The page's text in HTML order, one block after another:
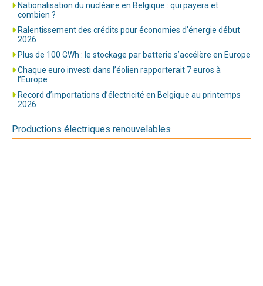
Nationalisation du nucléaire en Belgique : qui payera et
combien ?
Ralentissement des crédits pour économies d’énergie début
2026
Plus de 100 GWh : le stockage par batterie s’accélère en Europe
Chaque euro investi dans l’éolien rapporterait 7 euros à
l’Europe
Record d’importations d’électricité en Belgique au printemps
2026
Productions électriques renouvelables